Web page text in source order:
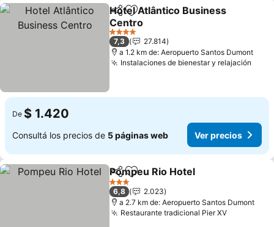
CompartirAñadir a favoritos
Hotel Atlântico Business
Centro
Ver precios
4 Estrellas
7,3
27.814
a 1.2 km de: Aeropuerto Santos Dumont
Instalaciones de bienestar y relajación
De $ 1.420
Consultá los precios de 5 páginas web Ver precios
CompartirAñadir a favoritos
Pompeu Rio Hotel
3 Estrellas
6,8
2.023
a 2.7 km de: Aeropuerto Santos Dumont
Restaurante tradicional Pier XVVer